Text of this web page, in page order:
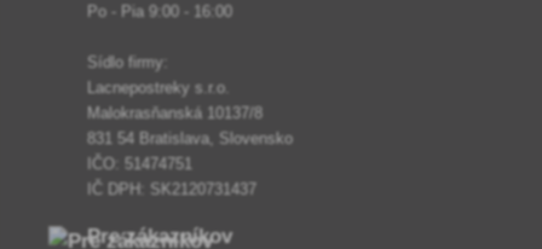
Po - Pia 9:00 - 16:00
Sídlo firmy:
Lacnepostreky s.r.o.
Malokrasňanská 10137/8
831 54 Bratislava, Slovensko
IČO: 51474751
IČ DPH: SK2120731437
Pre zákazníkov